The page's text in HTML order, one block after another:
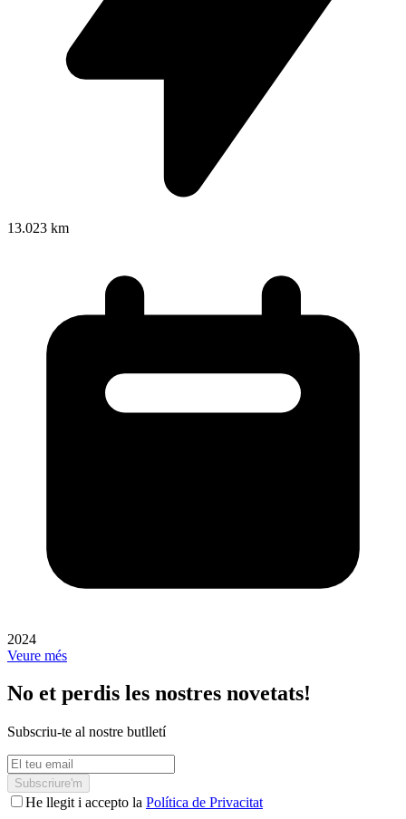
13.023 km
2024
Veure més
No et perdis les nostres novetats!
Subscriu-te al nostre butlletí
Subscriure'm
He llegit i accepto la Política de Privacitat